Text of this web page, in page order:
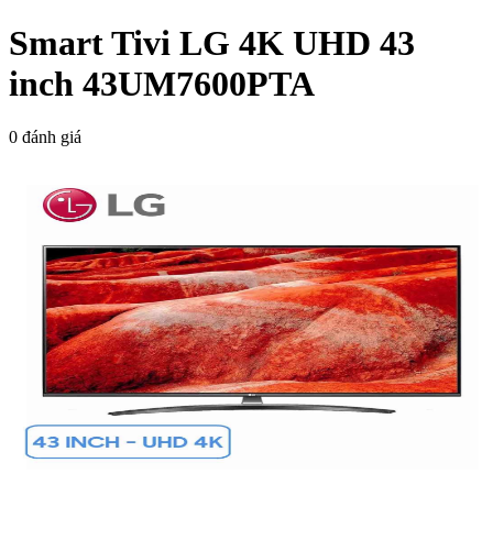
Smart Tivi LG 4K UHD 43
inch 43UM7600PTA
0 đánh giá